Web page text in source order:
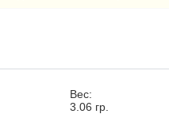
Вес:
3.06 гр.